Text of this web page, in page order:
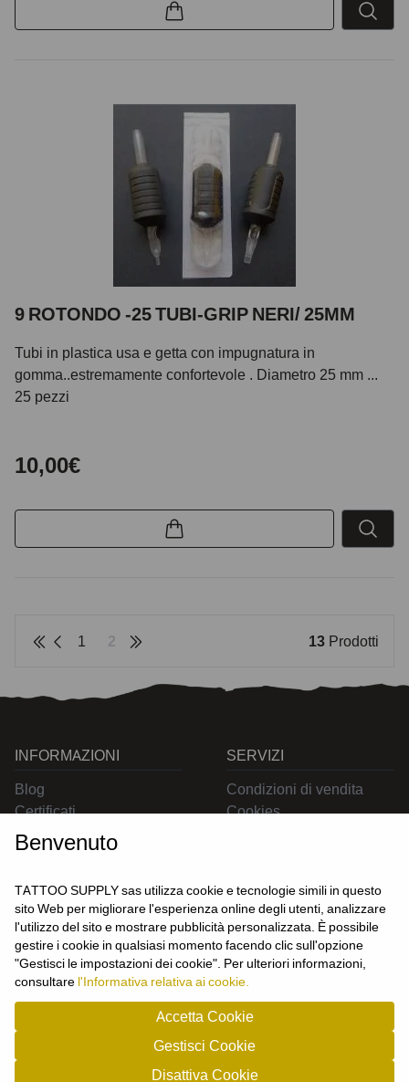
9 ROTONDO -25 TUBI-GRIP NERI/ 25MM
Tubi in plastica usa e getta con impugnatura in
gomma..estremamente confortevole . Diametro 25 mm ...
25 pezzi
10,00€
1 2 13 Prodotti
CONTATTACI
INFORMAZIONI
Blog
Certificati
Contatti
SERVIZI
Condizioni di vendita
Cookies
UTENTE
Login
Registrati
tel: 0119101326 - P.Iva/cf: 09963530010
Benvenuto
TATTOO SUPPLY sas utilizza cookie e tecnologie simili in questo
sito Web per migliorare l'esperienza online degli utenti, analizzare
l'utilizzo del sito e mostrare pubblicità personalizzata. È possibile
gestire i cookie in qualsiasi momento facendo clic sull'opzione
"Gestisci le impostazioni dei cookie". Per ulteriori informazioni,
consultare l'Informativa relativa ai cookie.
Accetta Cookie
Gestisci Cookie
Disattiva Cookie